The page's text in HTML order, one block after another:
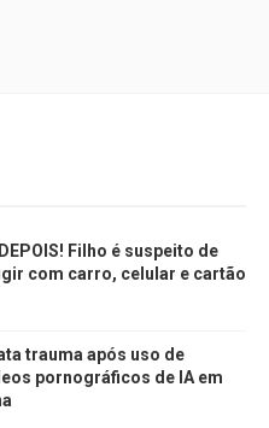
DEPOIS! Filho é suspeito de
com carro, celular e cartão
trauma após uso de
pornográficos de IA em